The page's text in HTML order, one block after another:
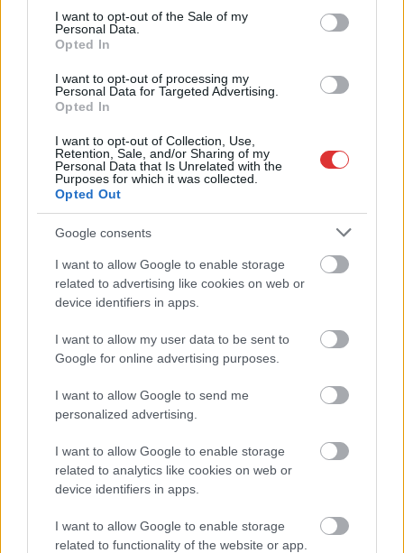
consent section.
I want to opt-out of the Sale of my
Personal Data.
Opted In
I want to opt-out of processing my
Personal Data for Targeted Advertising.
Opted In
I want to opt-out of Collection, Use,
Retention, Sale, and/or Sharing of my
Personal Data that Is Unrelated with the
Purposes for which it was collected.
Opted Out
Google consents
I want to allow Google to enable storage
related to advertising like cookies on web or
device identifiers in apps.
I want to allow my user data to be sent to
Google for online advertising purposes.
I want to allow Google to send me
personalized advertising.
I want to allow Google to enable storage
related to analytics like cookies on web or
device identifiers in apps.
I want to allow Google to enable storage
related to functionality of the website or app.
2026.08.07. Kiss Lajos
Elromlott a biztosítóberendezés a ceglédi
vasútvonalon, alapos késések alakultak ki a
menetrendhez képest, kimaradás is előfordult
Napok óta tart a rendkívüli kánikula, a biztosítóberendezés
pedig újra megadta magát a ceglédi vonalon, így...